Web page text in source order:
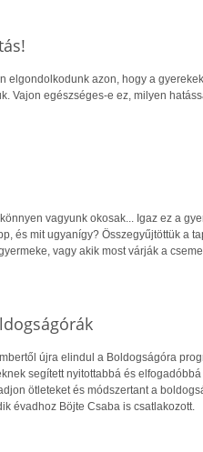
elgondolkodunk azon, hogy a
Vajon egészséges-e ez, milyen
vagyunk okosak... Igaz ez a
és mit ugyanígy? Összegyűjtöttük a
vagy akik most várják a
újra elindul a Boldogságóra
segített nyitottabbá és
ötleteket és módszertant a
évadhoz Böjte Csaba is csatlakozott.